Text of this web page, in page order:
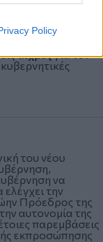
Policy
της ημερίδας της
αιχμέςγια τον
του νέου
να
την
Πρόεδρος της
αυτονομία της
παρεμβάσεις
εκπροσώπησης